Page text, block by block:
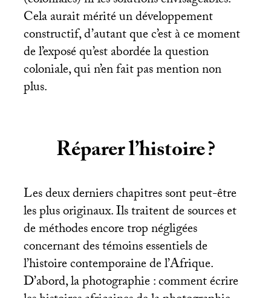
Cela aurait mérité un développement
constructif, d’autant que c’est à ce moment
de l’exposé qu’est abordée la question
coloniale, qui n’en fait pas mention non
plus.
Réparer l’histoire?
Les deux derniers chapitres sont peut-être
les plus originaux. Ils traitent de sources et
de méthodes encore trop négligées
concernant des témoins essentiels de
l’histoire contemporaine de l’Afrique.
D’abord, la photographie : comment écrire